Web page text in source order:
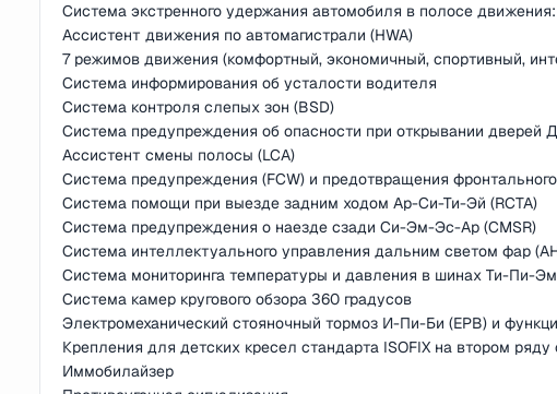
Система экстренного удержания автомобиля в полосе
Ассистент движения по автомагистрали (HWA)
7 режимов движения (комфортный, экономичный, спортивный,
Система информирования об усталости водителя
Система контроля слепых зон (BSD)
Система предупреждения об опасности при открывании дверей
Ассистент смены полосы (LCA)
Система предупреждения (FCW) и предотвращения
Система помощи при выезде задним ходом Ар-Си-Ти-Эй (RCTA)
Система предупреждения о наезде сзади Си-Эм-Эс-Ар (CMSR)
Система интеллектуального управления дальним светом фар
Система мониторинга температуры и давления в шинах Ти-Пи-
Система камер кругового обзора 360 градусов
Электромеханический стояночный тормоз И-Пи-Би (EPB) и
Крепления для детских кресел стандарта ISOFIX на втором ряду
Иммобилайзер